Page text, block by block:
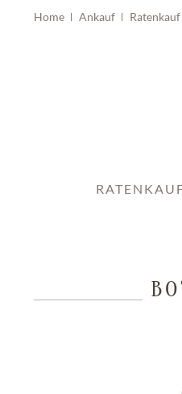
Home Ankauf Ratenkauf